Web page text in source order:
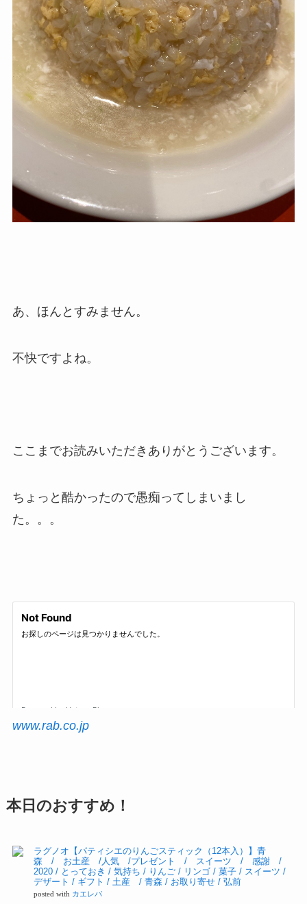
あ、ほんとすみません。
不快ですよね。
ここまでお読みいただきありがとうございます。
ちょっと酷かったので愚痴ってしまいまし
た。。。
www.rab.co.jp
本日のおすすめ！
ラグノオ【パティシエのりんごスティック（12本入）】青
森 / お土産 /人気 /プレゼント / スイーツ / 感謝 /
2020 / とっておき / 気持ち / りんご / リンゴ / 菓子 / スイーツ /
デザート / ギフト / 土産 / 青森 / お取り寄せ / 弘前
posted with カエレバ